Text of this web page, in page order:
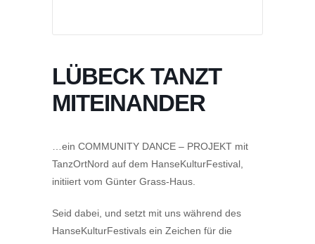
LÜBECK TANZT
MITEINANDER
…ein COMMUNITY DANCE – PROJEKT mit
TanzOrtNord auf dem HanseKulturFestival,
initiiert vom Günter Grass-Haus.
Seid dabei, und setzt mit uns während des
HanseKulturFestivals ein Zeichen für die